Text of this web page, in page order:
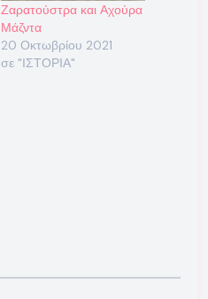
Ζαρατούστρα και Αχούρα
Μάζντα
20 Οκτωβρίου 2021
σε "ΙΣΤΟΡΙΑ"